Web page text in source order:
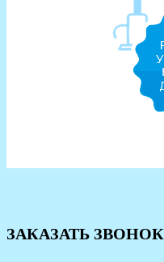
ЗАКАЗАТЬ ЗВОНОК